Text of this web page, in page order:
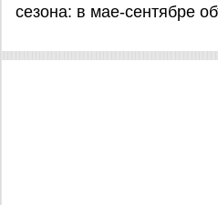
сезона: в мае-сентябре